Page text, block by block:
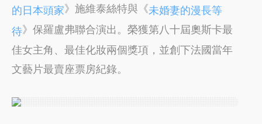
的日本頭家》施維泰絲特與《未婚妻的漫長等
待》保羅盧弗聯合演出。榮獲第八十屆奧斯卡最
佳女主角、最佳化妝兩個獎項，並創下法國當年
文藝片最賣座票房紀錄。